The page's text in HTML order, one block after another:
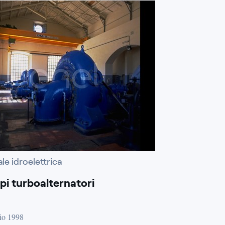
idroelettrica
turboalternatori
1998